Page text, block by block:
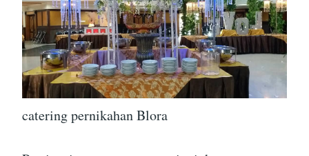
catering pernikahan Blora